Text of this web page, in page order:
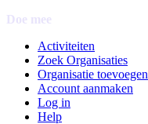
Doe mee
Activiteiten
Zoek Organisaties
Organisatie toevoegen
Account aanmaken
Log in
Help